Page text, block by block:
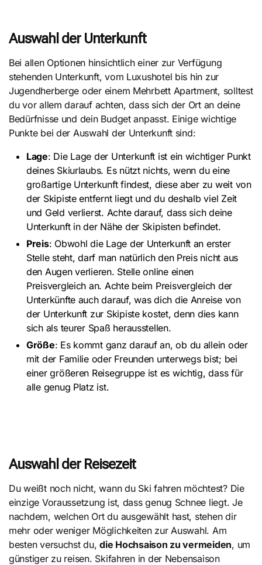
Auswahl der Unterkunft
Bei allen Optionen hinsichtlich einer zur Verfügung
stehenden Unterkunft, vom Luxushotel bis hin zur
Jugendherberge oder einem Mehrbett Apartment, solltest
du vor allem darauf achten, dass sich der Ort an deine
Bedürfnisse und dein Budget anpasst. Einige wichtige
Punkte bei der Auswahl der Unterkunft sind:
Lage: Die Lage der Unterkunft ist ein wichtiger Punkt
deines Skiurlaubs. Es nützt nichts, wenn du eine
großartige Unterkunft findest, diese aber zu weit von
der Skipiste entfernt liegt und du deshalb viel Zeit
und Geld verlierst. Achte darauf, dass sich deine
Unterkunft in der Nähe der Skipisten befindet.
Preis: Obwohl die Lage der Unterkunft an erster
Stelle steht, darf man natürlich den Preis nicht aus
den Augen verlieren. Stelle online einen
Preisvergleich an. Achte beim Preisvergleich der
Unterkünfte auch darauf, was dich die Anreise von
der Unterkunft zur Skipiste kostet, denn dies kann
sich als teurer Spaß herausstellen.
Größe: Es kommt ganz darauf an, ob du allein oder
mit der Familie oder Freunden unterwegs bist; bei
einer größeren Reisegruppe ist es wichtig, dass für
alle genug Platz ist.
Auswahl der Reisezeit
Du weißt noch nicht, wann du Ski fahren möchtest? Die
einzige Voraussetzung ist, dass genug Schnee liegt. Je
nachdem, welchen Ort du ausgewählt hast, stehen dir
mehr oder weniger Möglichkeiten zur Auswahl. Am
besten versuchst du,die Hochsaison zu vermeiden, um
günstiger zu reisen. Skifahren in der Nebensaison